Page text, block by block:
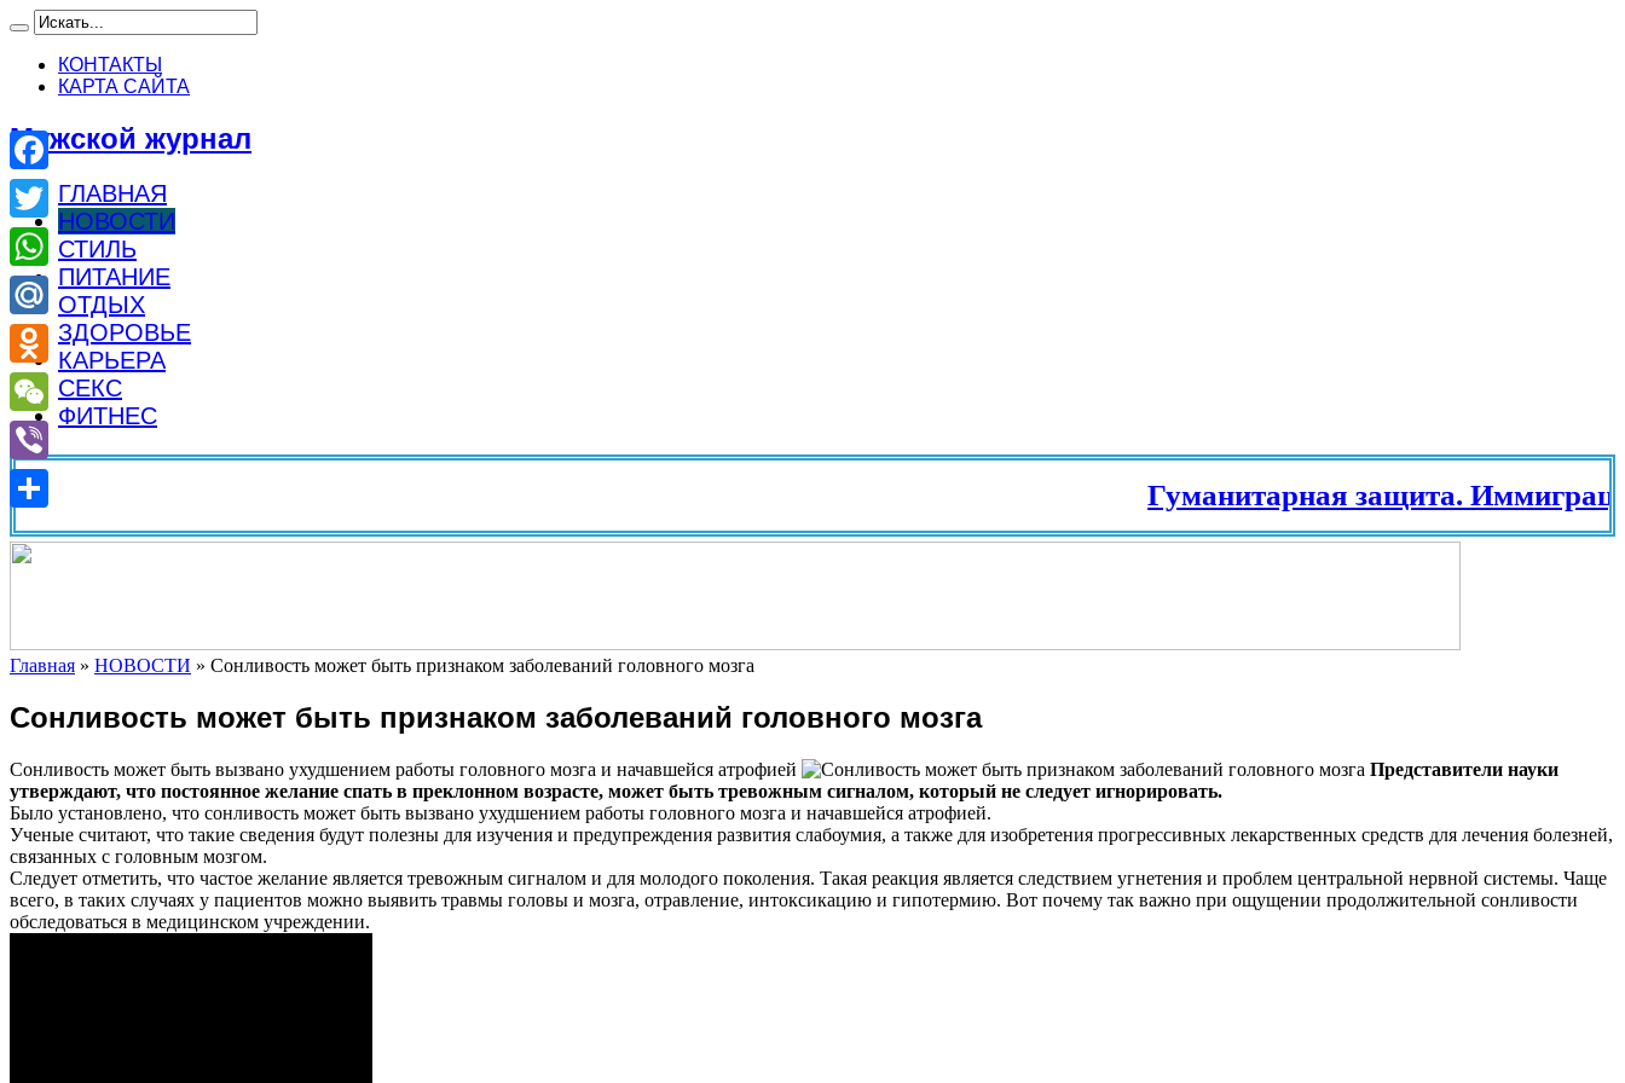
КОНТАКТЫ
КАРТА САЙТА
Мужской журнал
ГЛАВНАЯ
НОВОСТИ
СТИЛЬ
ПИТАНИЕ
ОТДЫХ
ЗДОРОВЬЕ
КАРЬЕРА
СЕКС
ФИТНЕС
Гуманитарная защита.
Главная » НОВОСТИ » Сонливость может быть признаком заболеваний головного мозга
Сонливость может быть признаком заболеваний головного мозга
Сонливость может быть вызвано ухудшением работы головного мозга и начавшейся атрофией
Представители науки
утверждают, что постоянное желание спать в преклонном возрасте, может быть тревожным сигналом, который не следует игнорировать.
Было установлено, что сонливость может быть вызвано ухудшением работы головного мозга и начавшейся атрофией.
Ученые считают, что такие сведения будут полезны для изучения и предупреждения развития слабоумия, а также для изобретения прогрессивных лекарственных средств для лечения болезней,
связанных с головным мозгом.
Следует отметить, что частое желание является тревожным сигналом и для молодого поколения. Такая реакция является следствием угнетения и проблем центральной нервной системы. Чаще
всего, в таких случаях у пациентов можно выявить травмы головы и мозга, отравление, интоксикацию и гипотермию. Вот почему так важно при ощущении продолжительной сонливости
обследоваться в медицинском учреждении.
Facebook
Twitter
WhatsApp
Mail.Ru
Odnoklassniki
WeChat
Viber
Отправить